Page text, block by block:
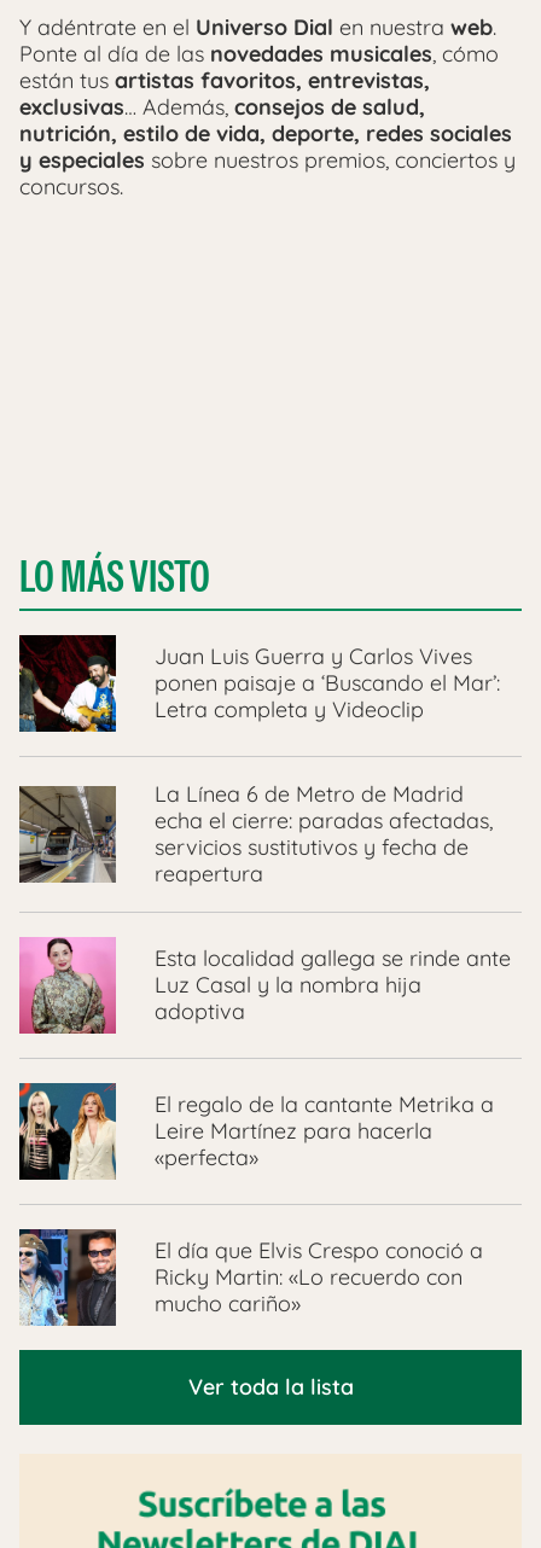
Y adéntrate en el Universo Dial en nuestra web.
Ponte al día de las novedades musicales, cómo
están tus artistas favoritos, entrevistas,
exclusivas… Además, consejos de salud,
nutrición, estilo de vida, deporte, redes sociales
y especiales sobre nuestros premios, conciertos y
concursos.
LO MÁS VISTO
Juan Luis Guerra y Carlos Vives
ponen paisaje a ‘Buscando el Mar’:
Letra completa y Videoclip
La Línea 6 de Metro de Madrid
echa el cierre: paradas afectadas,
servicios sustitutivos y fecha de
reapertura
Esta localidad gallega se rinde ante
Luz Casal y la nombra hija
adoptiva
El regalo de la cantante Metrika a
Leire Martínez para hacerla
«perfecta»
El día que Elvis Crespo conoció a
Ricky Martin: «Lo recuerdo con
mucho cariño»
Ver toda la lista